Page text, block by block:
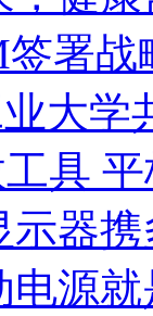
署
大学
具
示器
电源